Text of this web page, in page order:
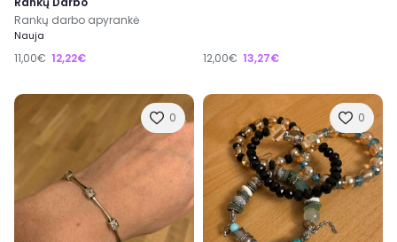
Rankų darbo apyrankė
Nauja
11,00€ 12,22€ 12,00€ 13,27€
0 0